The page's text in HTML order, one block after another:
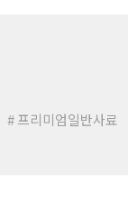
# 프리미엄일반사료